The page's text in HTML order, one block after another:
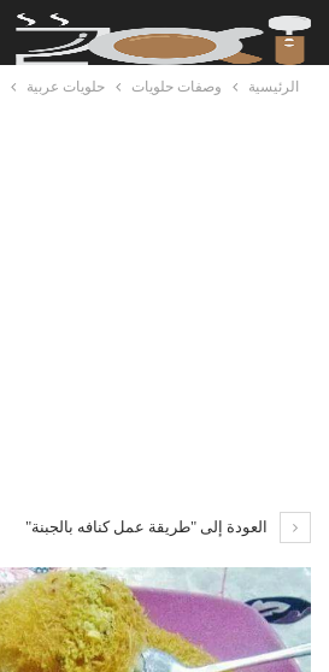
الرئيسية وصفات حلويات حلويات عربية
العودة إلى "طريقة عمل كنافه بالجبنة"